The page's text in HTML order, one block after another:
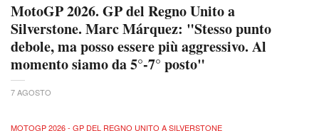
MotoGP 2026. GP del Regno Unito a
Silverstone. Marc Márquez: "Stesso punto
debole, ma posso essere più aggressivo. Al
momento siamo da 5°-7° posto"
7 AGOSTO
MOTOGP 2026 - GP DEL REGNO UNITO A SILVERSTONE